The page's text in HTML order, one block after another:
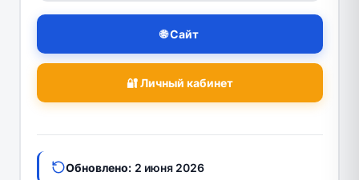
🌐 Сайт
🔐 Личный кабинет
Обновлено: 2 июня 2026